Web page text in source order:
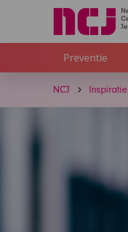
Preventie
NCJ Inspiratie